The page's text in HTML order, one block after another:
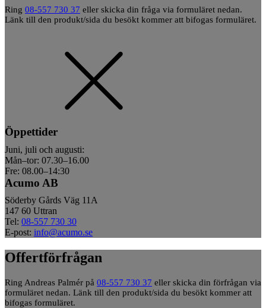
Ring 08-557 730 37 eller skicka din fråga via formuläret nedan.
Länk till den produkt/sida du besökt kommer att bifogas formuläret.
Öppettider
Juni, juli och augusti:
Mån–tor: 07.30–16.00
Fre: 08.00–14:30
Acumo AB
Söderby Gårds Väg 11A
147 60 Uttran
Tel: 08-557 730 30
E-post: info@acumo.se
Offertförfrågan
Ring Andreas Palmér på 08-557 730 37 eller skicka din förfrågan via
formuläret nedan. Länk till den produkt/sida du besökt kommer att
bifogas formuläret.